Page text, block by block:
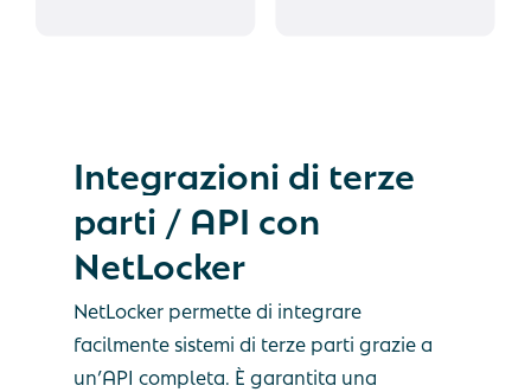
Integrazioni di terze
parti / API con
NetLocker
NetLocker permette di integrare
facilmente sistemi di terze parti grazie a
un’API completa. È garantita una